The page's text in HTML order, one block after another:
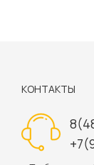
КОНТАКТЫ